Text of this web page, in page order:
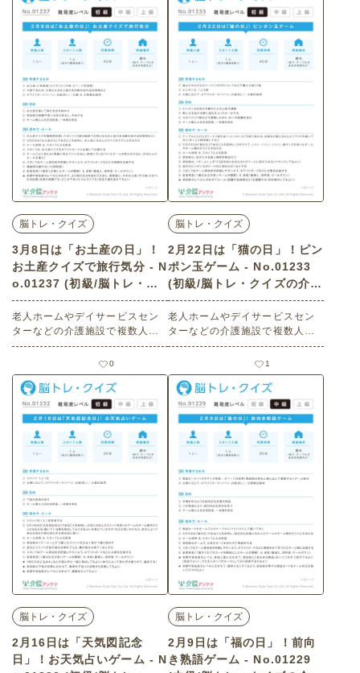
ード：複数人・コミュニケーシ
ョン・会話の促進・交流・回想
法・明るい気持ち・ポジティ
ブ・思い出す・脳の活性化・楽
しむ・楽しい・今日は何の日
ド：思い出し・文章作り・便せ
ん・封筒・脳の活性化・指先の
運動・Letter・楽しむ・楽しい・
今日は何の日
脳トレ・クイズ
3月8日は「お土産の日」！
お土産クイズで旅行気分 - N
o.01237 (初級/脳トレ・ク
イズの介護レク素材)
老人ホームやデイサービスセン
ターなどの介護施設で複数人で
楽しめる3月8日は「お土産の
日」にまつわる高齢者向けレク
リエーション（ 脳トレ・クイ
ズ・初級）です。 関連キーワー
ド：コミュニケーション・交
流・チーム戦・一体感・経験の
共有・思い出の共有・旅行気
分・特産物・ご当地品・脳の活
性化・楽しむ・楽しい・今日は
何の日
0
脳トレ・クイズ
2月22日は「猫の日」！ピン
ポン玉ゲーム - No.01233
(初級/脳トレ・クイズの介護
レク素材)
老人ホームやデイサービスセン
ターなどの介護施設で複数人で
楽しめる2月22日の「猫の日」に
まつわる高齢者向けレクリエー
ション（ 脳トレ・クイズ・初
級）です。 関連キーワード：複
数人・コミュニケーション・会
話の促進・交流・脳の活性化・
上肢の運動・チーム戦・一体
感・指先のコントロール・楽し
む・楽しい・今日は何の日
1
脳トレ・クイズ
2月16日は「天気図記念
日」！お天気占いゲーム - N
脳トレ・クイズ
2月9日は「福の日」！前向
き熟語ゲーム - No.01229